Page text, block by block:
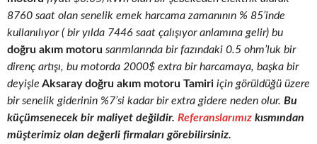
8760 saat olan senelik emek harcama zamanının % 85’inde
kullanılıyor ( bir yılda 7446 saat çalışıyor anlamına gelir) bu
doğru akım motoru sarımlarında bir fazındaki 0.5 ohm’luk bir
direnç artışı, bu motorda 2000$ extra bir harcamaya, başka bir
deyişle Aksaray doğru akım motoru Tamiri için görüldüğü üzere
bir senelik giderinin %7’si kadar bir extra gidere neden olur. Bu
küçümsenecek bir maliyet değildir. Referanslarımız kısmından
müşterimiz olan değerli firmaları görebilirsiniz.